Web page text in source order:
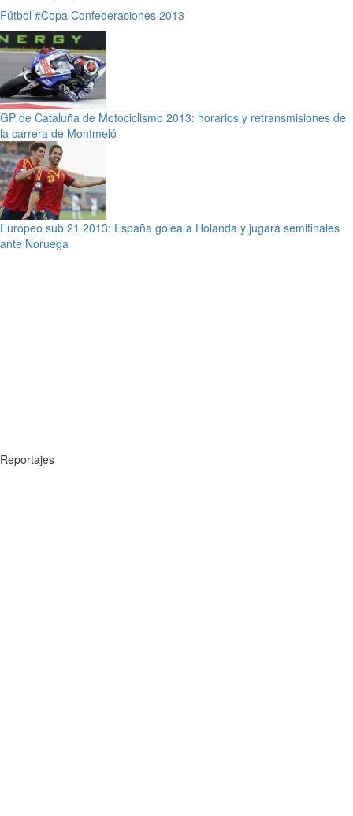
Fútbol #Copa Confederaciones 2013
GP de Cataluña de Motociclismo 2013: horarios y retransmisiones de
la carrera de Montmeló
Europeo sub 21 2013: España golea a Holanda y jugará semifinales
ante Noruega
Reportajes